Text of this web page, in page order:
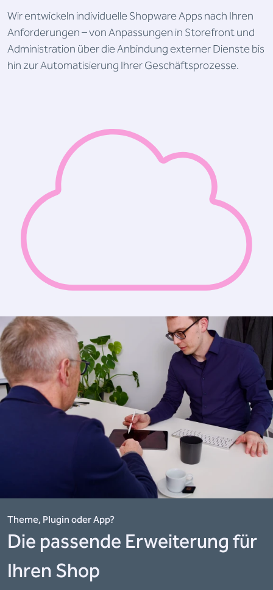
Wir entwickeln individuelle Shopware Apps nach Ihren
Anforderungen – von Anpassungen in Storefront und
Administration über die Anbindung externer Dienste bis
hin zur Automatisierung Ihrer Geschäftsprozesse.
Theme, Plugin oder App?
Die passende Erweiterung für
Ihren Shop